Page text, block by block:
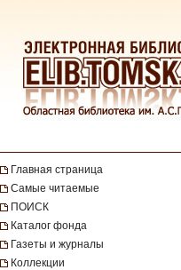
Главная страница
Самые читаемые
ПОИСК
Каталог фонда
Газеты и журналы
Коллекции